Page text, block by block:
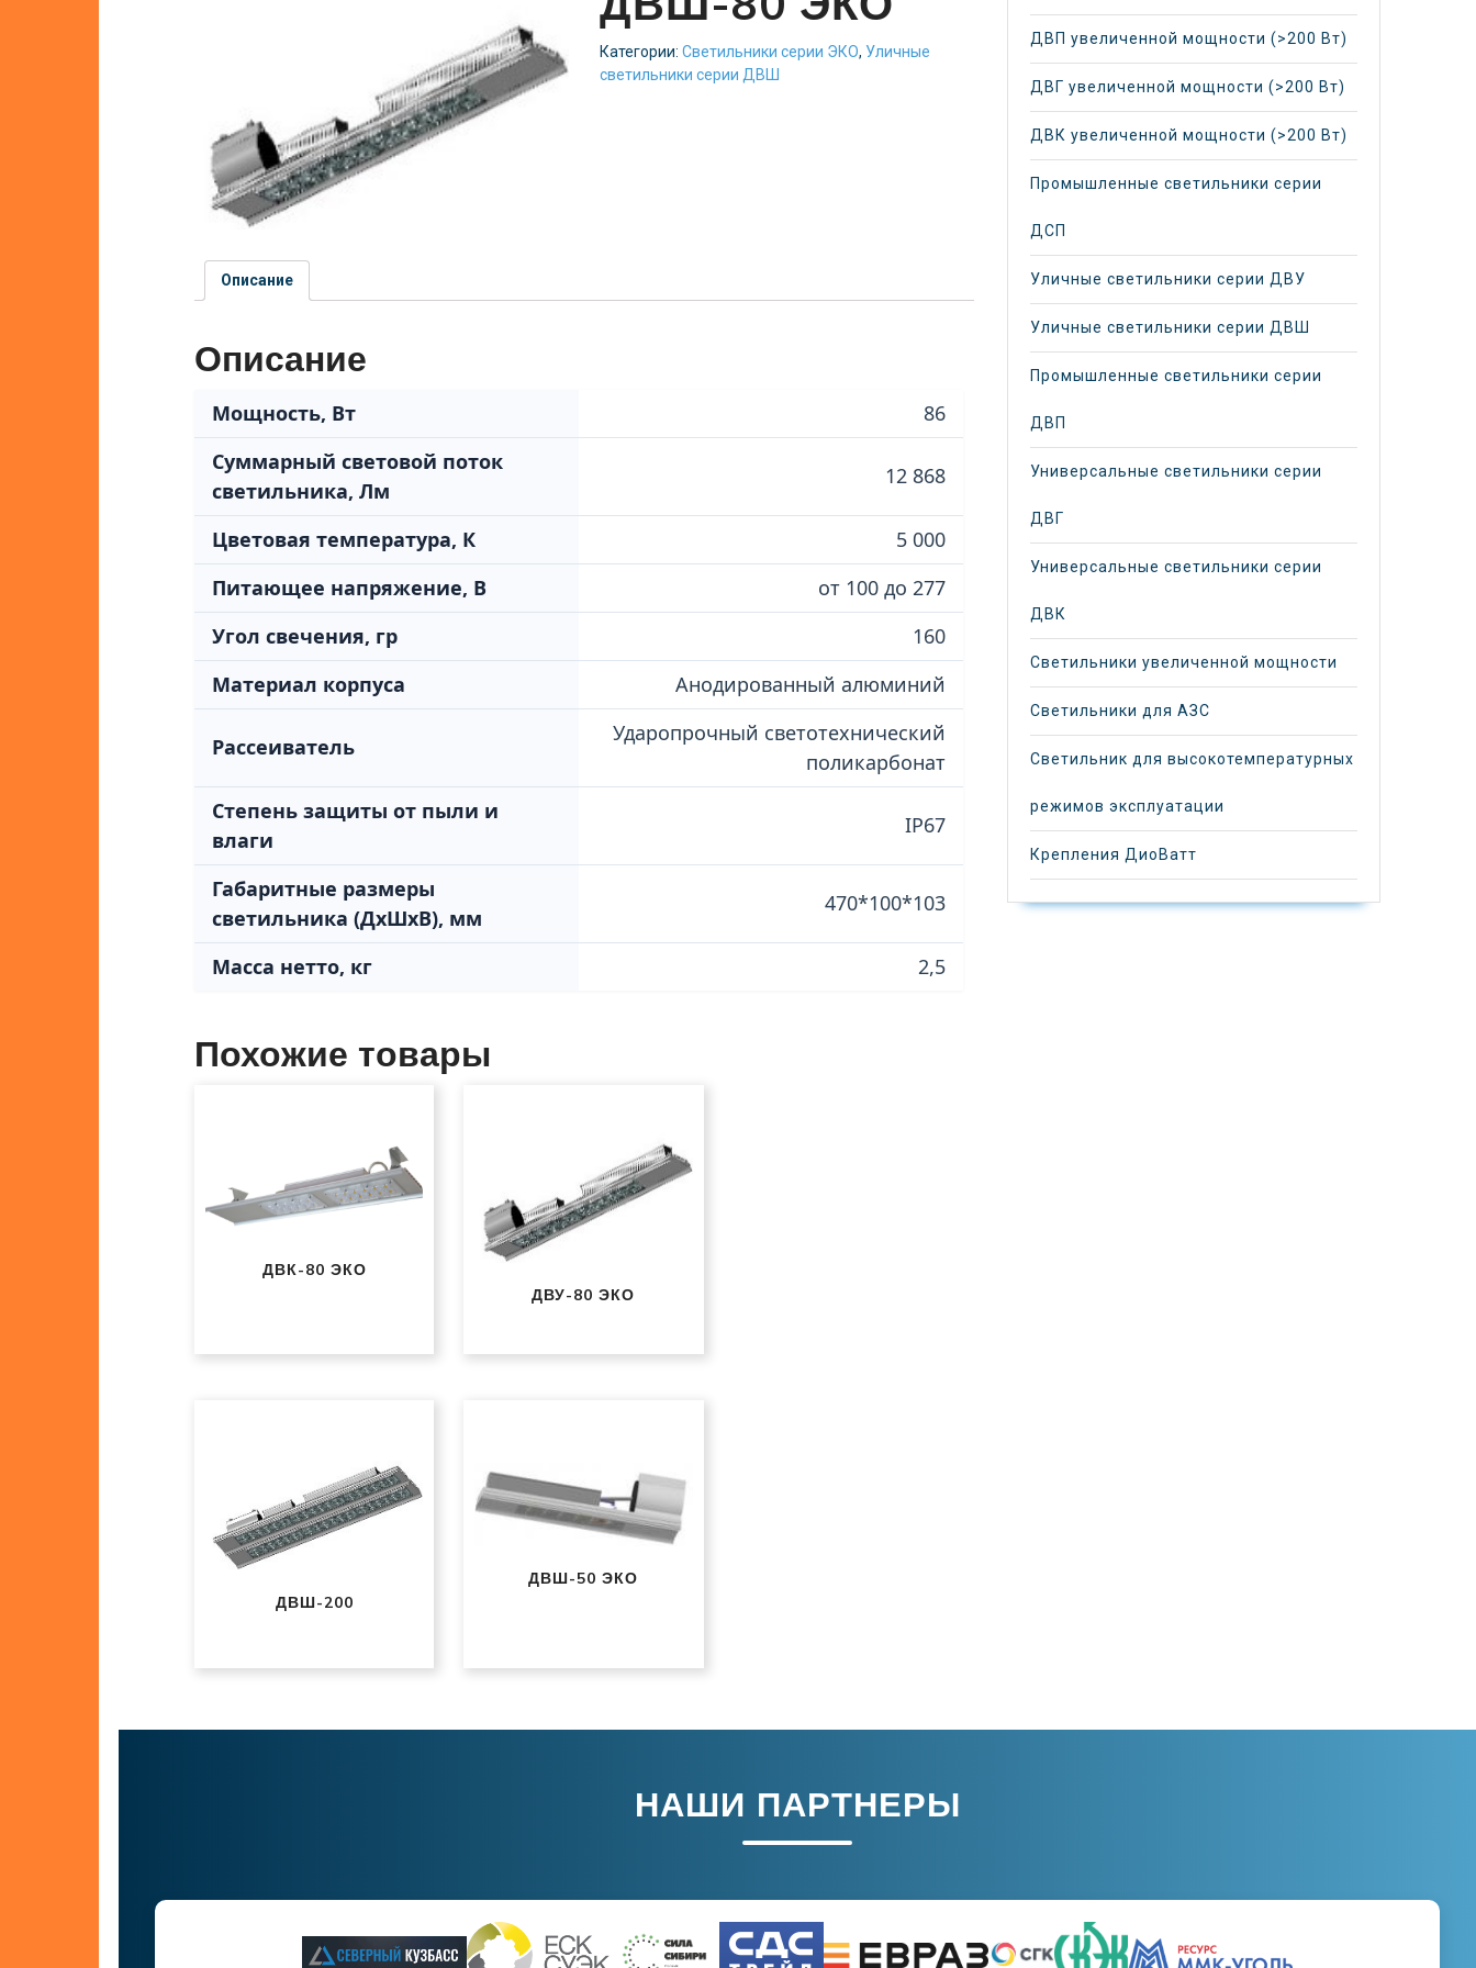
Категории:Светильники серии ЭКО, Уличные
светильники серии ДВШ
Описание
Описание
Мощность, Вт
86
Суммарный световой поток
светильника, Лм
12 868
Цветовая температура, К
5 000
Питающее напряжение, В
от 100 до 277
Угол свечения, гр
160
Материал корпуса
Анодированный алюминий
Рассеиватель
Ударопрочный светотехнический
поликарбонат
Степень защиты от пыли и
влаги
IP67
Габаритные размеры
светильника (ДхШхВ), мм
470*100*103
Масса нетто, кг 2,5
Похожие товары
ДВК-80 ЭКО
ДВУ-80 ЭКО
ДВШ-200
ДВШ-50 ЭКО
ДВП увеличенной мощности (>200 Вт)
ДВГ увеличенной мощности (>200 Вт)
ДВК увеличенной мощности (>200 Вт)
Промышленные светильники серии
ДСП
Уличные светильники серии ДВУ
Уличные светильники серии ДВШ
Промышленные светильники серии
ДВП
Универсальные светильники серии
ДВГ
Универсальные светильники серии
ДВК
Светильники увеличенной мощности
Светильники для АЗС
Светильник для высокотемпературных
режимов эксплуатации
Крепления ДиоВатт
НАШИ ПАРТНЕРЫ